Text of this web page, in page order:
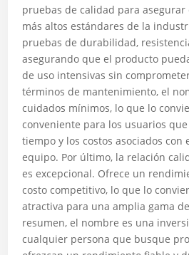
pruebas de calidad para
más altos estándares de la
pruebas de durabilidad,
asegurando que el producto
de uso intensivas sin
términos de mantenimiento, el
cuidados mínimos, lo que lo
conveniente para los usuarios
tiempo y los costos asociados
equipo. Por último, la relación
es excepcional. Ofrece un
costo competitivo, lo que lo
atractiva para una amplia gama
resumen, el nombre es una
cualquier persona que busque